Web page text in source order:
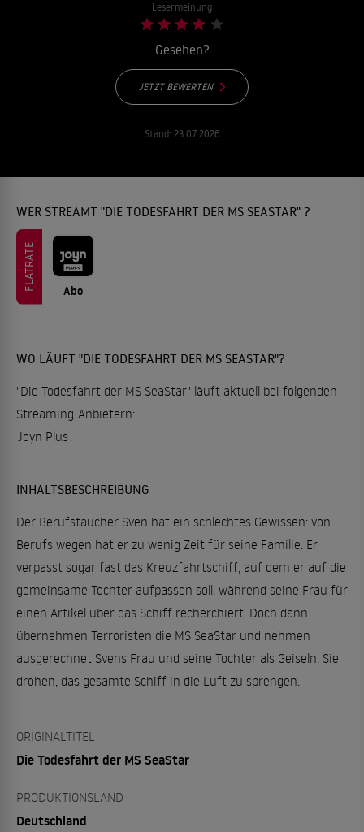
Lesermeinung
Gesehen?
JETZT BEWERTEN
Stand: 23.07.2026
WER STREAMT "DIE TODESFAHRT DER MS SEASTAR" ?
FLATRATE Abo
WO LÄUFT "DIE TODESFAHRT DER MS SEASTAR"?
"Die Todesfahrt der MS SeaStar" läuft aktuell bei folgenden
Streaming-Anbietern:
Joyn Plus
INHALTSBESCHREIBUNG
Der Berufstaucher Sven hat ein schlechtes Gewissen: von
Berufs wegen hat er zu wenig Zeit für seine Familie. Er
verpasst sogar fast das Kreuzfahrtschiff, auf dem er auf die
gemeinsame Tochter aufpassen soll, während seine Frau für
einen Artikel über das Schiff recherchiert. Doch dann
übernehmen Terroristen die MS SeaStar und nehmen
ausgerechnet Svens Frau und seine Tochter als Geiseln. Sie
drohen, das gesamte Schiff in die Luft zu sprengen.
ORIGINALTITEL
Die Todesfahrt der MS SeaStar
PRODUKTIONSLAND
Deutschland